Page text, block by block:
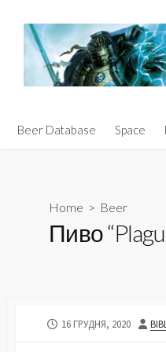
content
Beer Database Space
Home > Beer
Пиво
PUBLISHED
16 ГРУДНЯ, 2020